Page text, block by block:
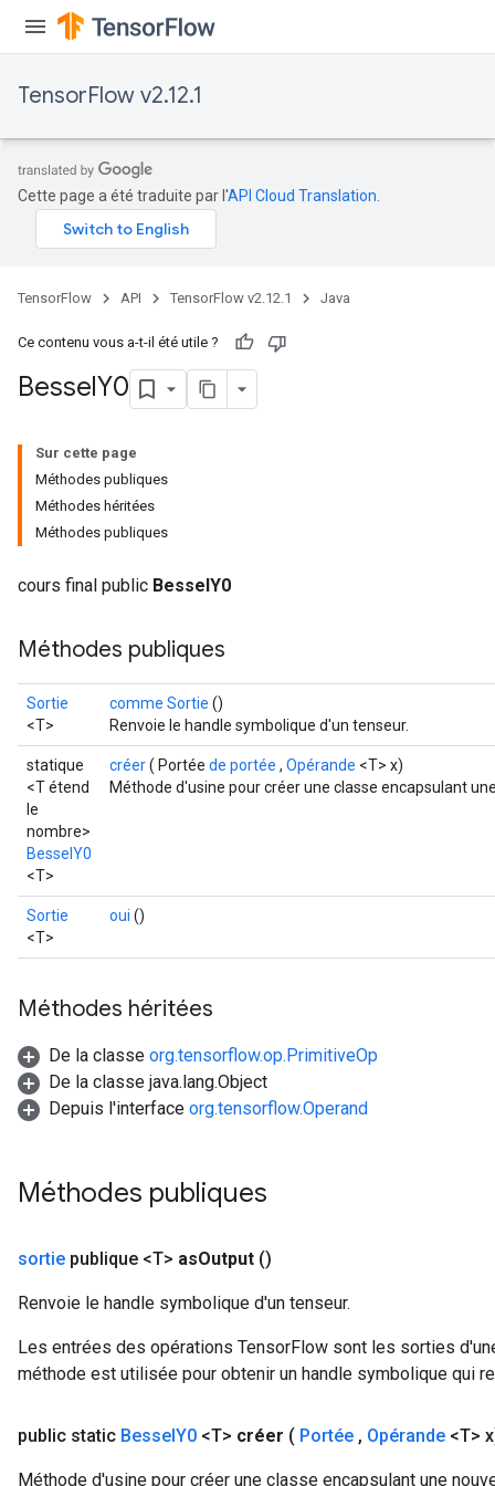
TensorFlow v2.12.1
Cette page a été traduite par l'API Cloud Translation
TensorFlow API TensorFlow v2.12.1 Java
Ce contenu vous a-t-il été utile ?
BesselY0
Sur cette page
Méthodes publiques
Méthodes héritées
Méthodes publiques
cours final public BesselY0
Méthodes publiques
Sortie
<T>
comme Sortie ()
Renvoie le handle symbolique d'un tenseur.
statique
<T étend
le
nombre>
BesselY0
<T>
créer( Portée de portée , Opérande <T> x)
Méthode d'usine pour créer une classe encapsulant
Sortie
<T>
oui ()
Méthodes héritées
De la classe org.tensorflow.op.PrimitiveOp
De la classe java.lang.Object
Depuis l'interface org.tensorflow.Operand
Méthodes publiques
sortie publique <T> asOutput ()
Renvoie le handle symbolique d'un tenseur.
Les entrées des opérations TensorFlow sont les sorties
méthode est utilisée pour obtenir un handle symbolique qui
public static BesselY0 <T> créer ( Portée , Opérande <T>
Méthode d'usine pour créer une classe encapsulant une